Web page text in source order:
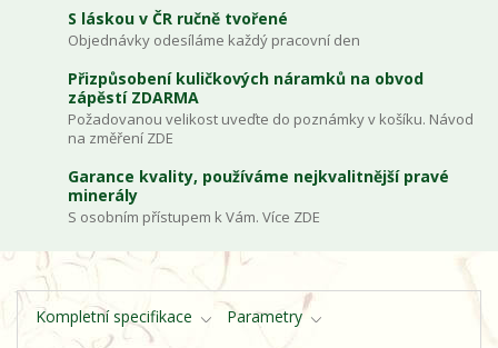
S láskou v ČR ručně tvořené
Objednávky odesíláme každý pracovní den
Přizpůsobení kuličkových náramků na obvod
zápěstí ZDARMA
Požadovanou velikost uveďte do poznámky v košíku. Návod
na změření ZDE
Garance kvality, používáme nejkvalitnější pravé
minerály
S osobním přístupem k Vám. Více ZDE
Kompletní specifikace
Parametry